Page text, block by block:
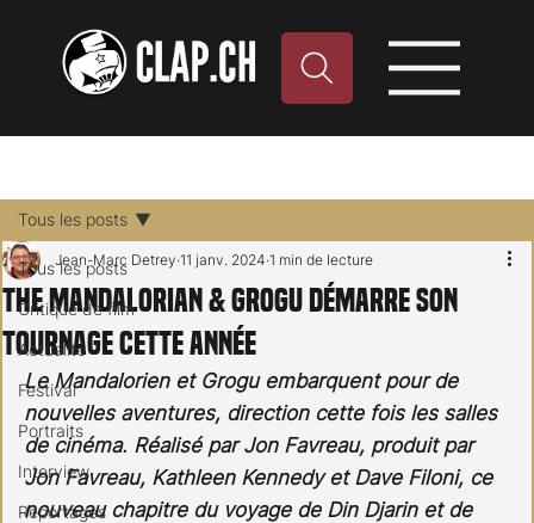
Tous les posts
Critique de film
Actualité
Festival
Portraits
Interview
Reportages
Tous les posts
THE MANDALORIAN & GROGU démarre son
tournage cette année
Jean-Marc Detrey 11 janv. 2024 1 min de lecture
Le Mandalorien et Grogu embarquent pour de
nouvelles aventures, direction cette fois les salles
de cinéma. Réalisé par Jon Favreau, produit par
Jon Favreau, Kathleen Kennedy et Dave Filoni, ce
nouveau chapitre du voyage de Din Djarin et de